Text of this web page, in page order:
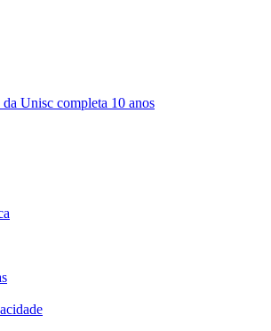
Unisc completa 10 anos